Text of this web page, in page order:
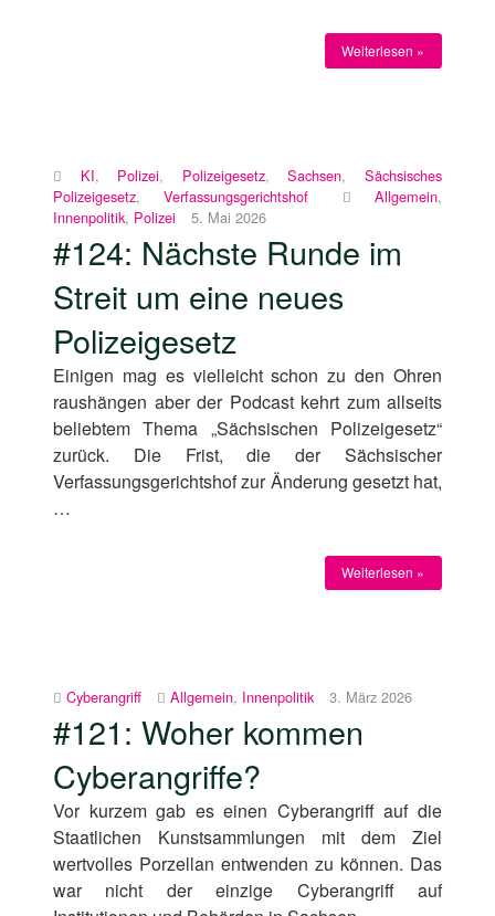
Weiterlesen »
KI, Polizei, Polizeigesetz,Sachsen,Sächsisches
Polizeigesetz, Verfassungsgerichtshof Allgemein,
Innenpolitik, Polizei 5. Mai 2026
#124: Nächste Runde im
Streit um eine neues
Polizeigesetz
Einigen mag es vielleicht schon zu den Ohren
raushängen aber der Podcast kehrt zum allseits
beliebtem Thema „Sächsischen Polizeigesetz“
zurück. Die Frist, die der Sächsischer
Verfassungsgerichtshof zur Änderung gesetzt hat,
…
Weiterlesen »
Cyberangriff Allgemein, Innenpolitik 3. März 2026
#121: Woher kommen
Cyberangriffe?
Vor kurzem gab es einen Cyberangriff auf die
Staatlichen Kunstsammlungen mit dem Ziel
wertvolles Porzellan entwenden zu können. Das
war nicht der einzige Cyberangriff auf